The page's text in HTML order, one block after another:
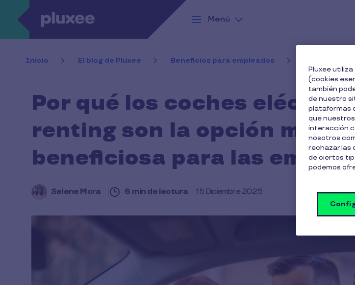
Pasar al contenido principal
Menú
Inicio El blog de Pluxee Beneficios para empleados
Por qué los coches
renting son la opción más
beneficiosa para las
Selene Mora 6 min de lectura 15 Diciembre 2025
Pluxee
(cookies
también
de nuestro
plataformas
que
interacción
nosotros
rechazar las
de ciertos
podemos